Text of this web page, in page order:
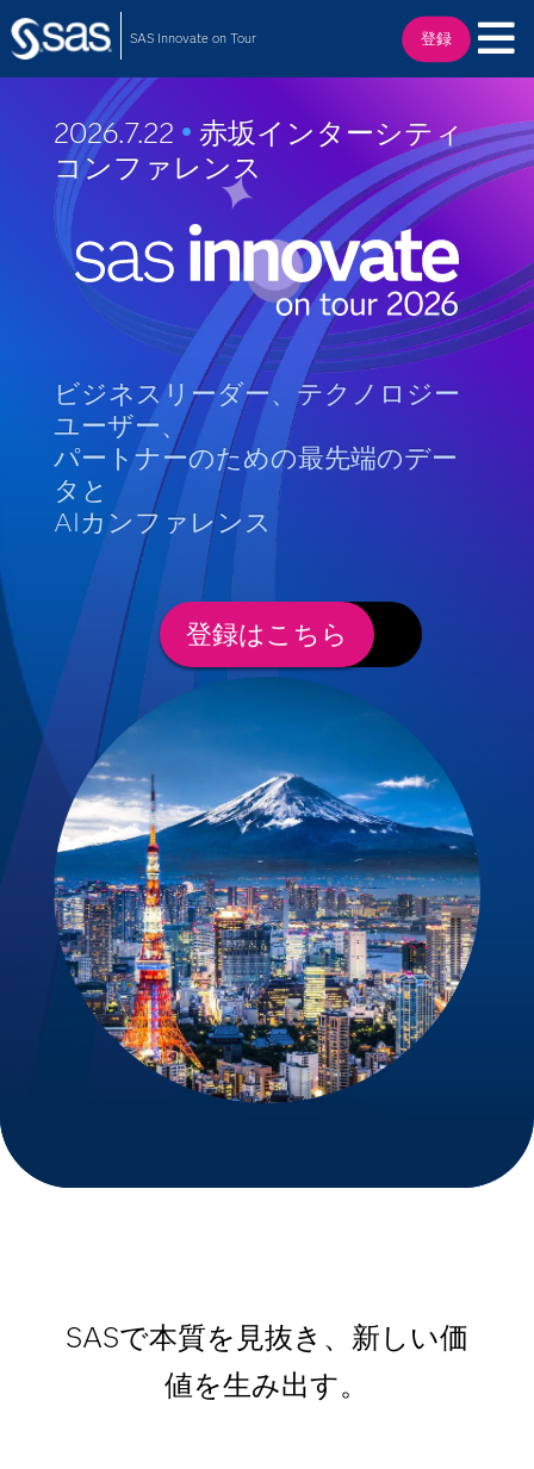
SAS Innovate on Tour 登録
2026.7.22 • 赤坂インターシティ
コンファレンス
ビジネスリーダー、テクノロジー
ユーザー、
パートナーのための最先端のデー
タと
AIカンファレンス
登録はこちら
SASで本質を見抜き、新しい価
値を生み出す。